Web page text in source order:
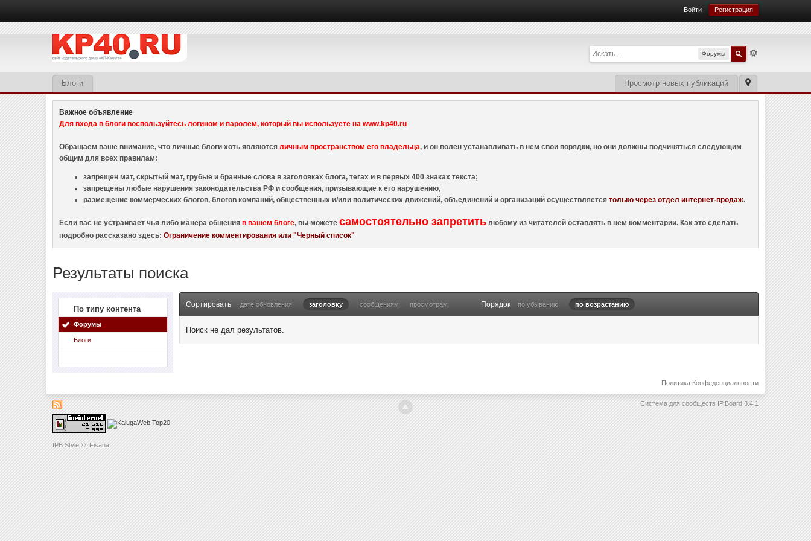
IPB Style © Fisana
Войти Регистрация
Форумы
Просмотр новых публикаций
Блоги
Важное объявление
Для входа в блоги воспользуйтесь логином и паролем, который вы используете на www.kp40.ru
Обращаем ваше внимание, что личные блоги хоть являютсяличным пространством его владельца, и он волен устанавливать в нем свои порядки, но они должны подчиняться следующим
общим для всех правилам:
запрещен мат, скрытый мат, грубые и бранные слова в заголовках блога, тегах и в первых 400 знаках текста;
запрещены любые нарушения законодательства РФ и сообщения, призывающие к его нарушению;
размещение коммерческих блогов, блогов компаний, общественных и/или политических движений, объединений и организаций осуществляетсятолько через отдел интернет-продаж.
Если вас не устраивает чья либо манера общенияв вашем блоге, вы можетесамостоятельно запретить любому из читателей оставлять в нем комментарии. Как это сделать
подробно рассказано здесь:Ограничение комментирования или "Черный список"
Результаты поиска
По типу контента
Форумы
Блоги
Сортировать дате обновления заголовку сообщениям просмотрам Порядок по убыванию по возрастанию
Поиск не дал результатов.
Политика Конфеденциальности
Система для сообществ IP.Board 3.4.1